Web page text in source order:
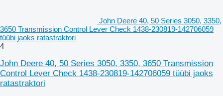
John Deere 40, 50 Series 3050, 3350,
3650 Transmission Control Lever Check 1438-230819-142706059
tüübi jaoks ratastraktori
4
John Deere 40, 50 Series 3050, 3350, 3650 Transmission
Control Lever Check 1438-230819-142706059 tüübi jaoks
ratastraktori